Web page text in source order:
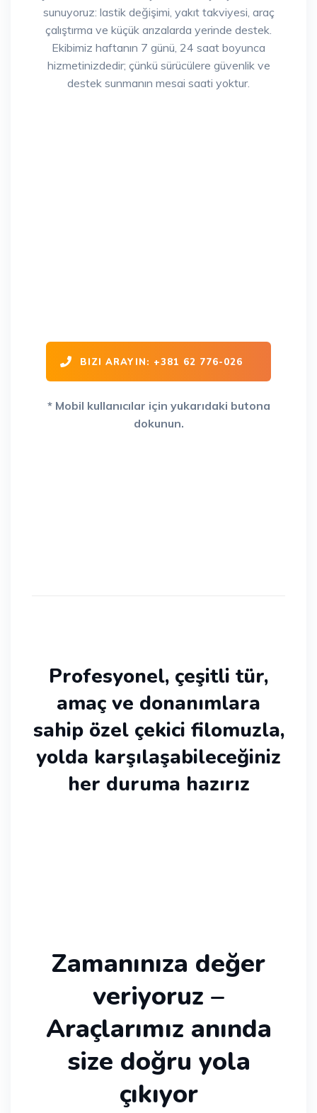
sunuyoruz: lastik değişimi, yakıt takviyesi, araç
çalıştırma ve küçük arızalarda yerinde destek.
Ekibimiz haftanın 7 günü, 24 saat boyunca
hizmetinizdedir; çünkü sürücülere güvenlik ve
destek sunmanın mesai saati yoktur.
BIZI ARAYIN: +381 62 776-026
* Mobil kullanıcılar için yukarıdaki butona
dokunun.
Profesyonel, çeşitli tür,
amaç ve donanımlara
sahip özel çekici filomuzla,
yolda karşılaşabileceğiniz
her duruma hazırız
Zamanınıza değer
veriyoruz –
Araçlarımız anında
size doğru yola
çıkıyor